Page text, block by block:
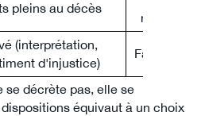
pleins au décès
(interprétation,
d'injustice)
Faible
se décrète pas, elle se
équivaut à un choix